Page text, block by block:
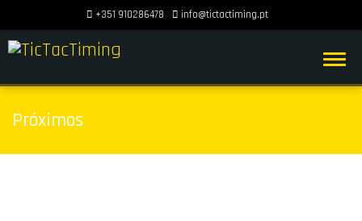
+351 910286478 info@tictactiming.pt
Próximos